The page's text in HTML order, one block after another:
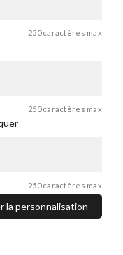
250 caractères max
250 caractères max
250 caractères max
la personnalisation